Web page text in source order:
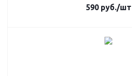
590руб./шт